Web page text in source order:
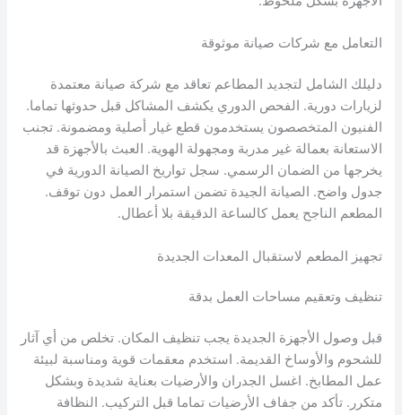
التعامل مع شركات صيانة موثوقة
دليلك الشامل لتجديد المطاعم تعاقد مع شركة صيانة معتمدة
لزيارات دورية. الفحص الدوري يكشف المشاكل قبل حدوثها تماما.
الفنيون المتخصصون يستخدمون قطع غيار أصلية ومضمونة. تجنب
الاستعانة بعمالة غير مدربة ومجهولة الهوية. العبث بالأجهزة قد
يخرجها من الضمان الرسمي. سجل تواريخ الصيانة الدورية في
جدول واضح. الصيانة الجيدة تضمن استمرار العمل دون توقف.
المطعم الناجح يعمل كالساعة الدقيقة بلا أعطال.
تجهيز المطعم لاستقبال المعدات الجديدة
تنظيف وتعقيم مساحات العمل بدقة
قبل وصول الأجهزة الجديدة يجب تنظيف المكان. تخلص من أي آثار
للشحوم والأوساخ القديمة. استخدم معقمات قوية ومناسبة لبيئة
عمل المطابخ. اغسل الجدران والأرضيات بعناية شديدة وبشكل
متكرر. تأكد من جفاف الأرضيات تماما قبل التركيب. النظافة